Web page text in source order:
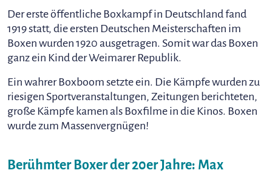
Der erste öffentliche Boxkampf in Deutschland fand
1919 statt, die ersten Deutschen Meisterschaften im
Boxen wurden 1920 ausgetragen. Somit war das Boxen
ganz ein Kind der Weimarer Republik.
Ein wahrer Boxboom setzte ein. Die Kämpfe wurden zu
riesigen Sportveranstaltungen, Zeitungen berichteten,
große Kämpfe kamen als Boxfilme in die Kinos. Boxen
wurde zum Massenvergnügen!
Berühmter Boxer der 20er Jahre: Max